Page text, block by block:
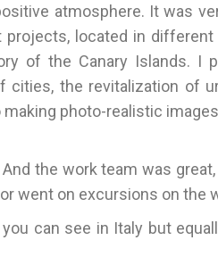
atmosphere. It was
located in different
of the Canary Islands. I
the revitalization of
photo-realistic
the work team was
went on excursions on the
can see in Italy but